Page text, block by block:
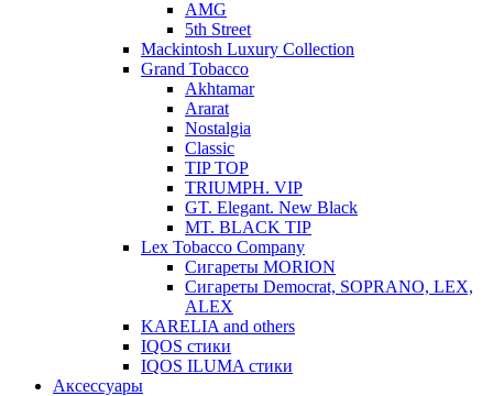
AMG
5th Street
Mackintosh Luxury Collection
Grand Tobacco
Akhtamar
Ararat
Nostalgia
Classic
TIP TOP
TRIUMPH. VIP
GT. Elegant. New Black
MT. BLACK TIP
Lex Tobacco Company
Сигареты MORION
Сигареты Democrat, SOPRANO, LEX,
ALEX
KARELIA and others
IQOS стики
IQOS ILUMA стики
Аксессуары